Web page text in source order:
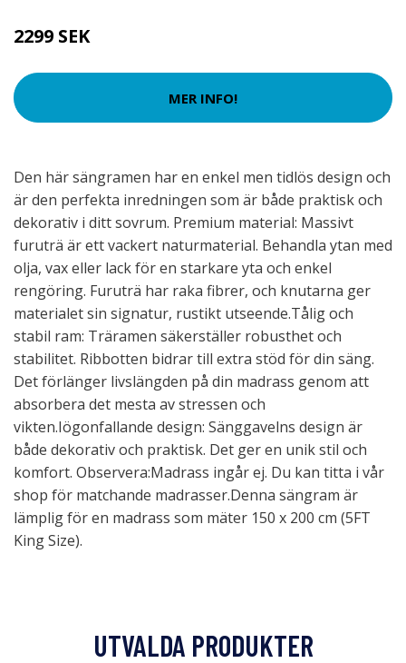
2299 SEK
MER INFO!
Den här sängramen har en enkel men tidlös design och
är den perfekta inredningen som är både praktisk och
dekorativ i ditt sovrum. Premium material: Massivt
furuträ är ett vackert naturmaterial. Behandla ytan med
olja, vax eller lack för en starkare yta och enkel
rengöring. Furuträ har raka fibrer, och knutarna ger
materialet sin signatur, rustikt utseende.Tålig och
stabil ram: Träramen säkerställer robusthet och
stabilitet. Ribbotten bidrar till extra stöd för din säng.
Det förlänger livslängden på din madrass genom att
absorbera det mesta av stressen och
vikten.Iögonfallande design: Sänggavelns design är
både dekorativ och praktisk. Det ger en unik stil och
komfort. Observera:Madrass ingår ej. Du kan titta i vår
shop för matchande madrasser.Denna sängram är
lämplig för en madrass som mäter 150 x 200 cm (5FT
King Size).
UTVALDA PRODUKTER